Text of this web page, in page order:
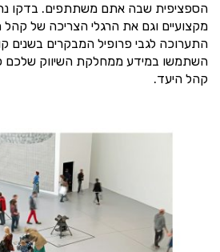
הספציפית שבה אתם משתתפים. בדקו
מקצועיים וגם את הרגלי הצריכה של קהל
התערוכה לגבי פרופיל המבקרים בשנים
השתמשו במידע ממחלקת השיווק שלכם
קהל היעד.